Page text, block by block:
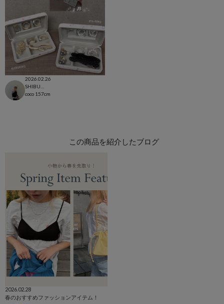
2026.02.26
coco 157cm
この商品を紹介したブログ
2026.02.28
春のおすすめファッションアイテム！